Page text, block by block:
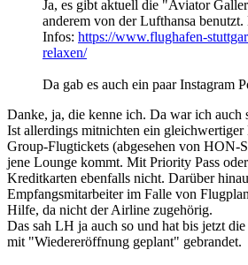
Ja, es gibt aktuell die "Aviator
anderem von der Lufthansa
Infos: https://www.flughafen-
relaxen/
Da gab es auch ein paar Instagram
Danke, ja, die kenne ich. Da war ich auch
Ist allerdings mitnichten ein
Group-Flugtickets (abgesehen von HON-
jene Lounge kommt. Mit Priority Pass
Kreditkarten ebenfalls nicht. Darüber
Empfangsmitarbeiter im Falle von
Hilfe, da nicht der Airline zugehörig.
Das sah LH ja auch so und hat bis jetzt
mit "Wiedereröffnung geplant" gebrandet.